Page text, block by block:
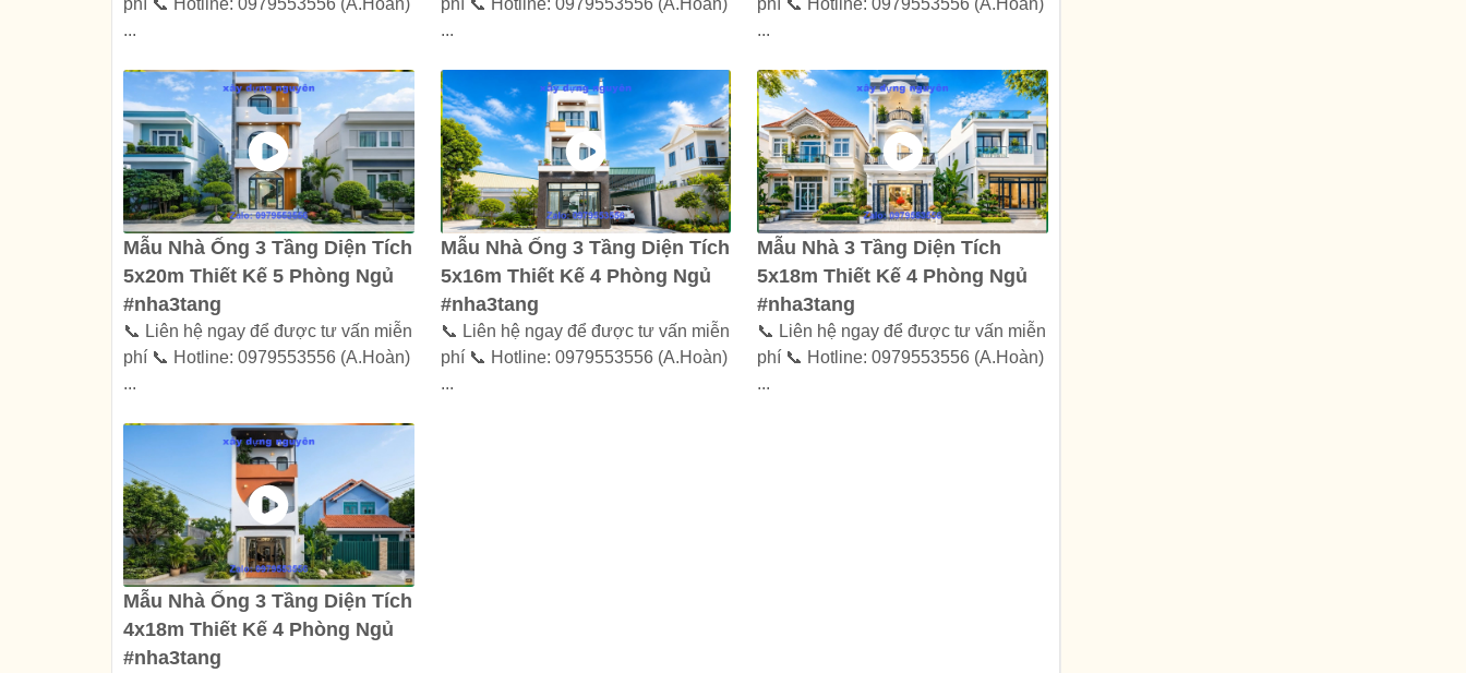
phí 📞 Hotline: 0979553556 (A.Hoàn)
...
phí 📞 Hotline: 0979553556 (A.Hoàn)
...
phí 📞 Hotline: 0979553556 (A.Hoàn)
...
Mẫu Nhà Ống 3 Tầng Diện Tích
5x20m Thiết Kế 5 Phòng Ngủ
#nha3tang
📞 Liên hệ ngay để được tư vấn miễn
phí 📞 Hotline: 0979553556 (A.Hoàn)
...
Mẫu Nhà Ống 3 Tầng Diện Tích
5x16m Thiết Kế 4 Phòng Ngủ
#nha3tang
📞 Liên hệ ngay để được tư vấn miễn
phí 📞 Hotline: 0979553556 (A.Hoàn)
...
Mẫu Nhà 3 Tầng Diện Tích
5x18m Thiết Kế 4 Phòng Ngủ
#nha3tang
📞 Liên hệ ngay để được tư vấn miễn
phí 📞 Hotline: 0979553556 (A.Hoàn)
...
Mẫu Nhà Ống 3 Tầng Diện Tích
4x18m Thiết Kế 4 Phòng Ngủ
#nha3tang